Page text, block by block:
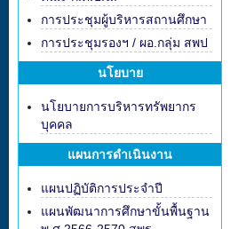
การประชุมผู้บริหารสถานศึกษา
การประชุมรองฯ / ผอ.กลุ่ม สพป
นโยบาย
นโยบายการบริหารทรัพยากร
บุคคล
แผนการดำเนินงาน
แผนปฏิบัติการประจำปี
แผนพัฒนาการศึกษาขั้นพื้นฐาน